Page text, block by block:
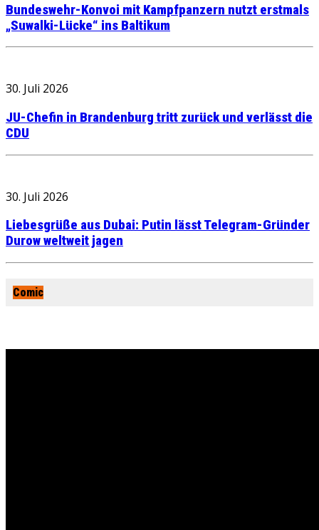
Bundeswehr-Konvoi mit Kampfpanzern nutzt erstmals
„Suwalki-Lücke“ ins Baltikum
30. Juli 2026
JU-Chefin in Brandenburg tritt zurück und verlässt die
CDU
30. Juli 2026
Liebesgrüße aus Dubai: Putin lässt Telegram-Gründer
Durow weltweit jagen
Comic